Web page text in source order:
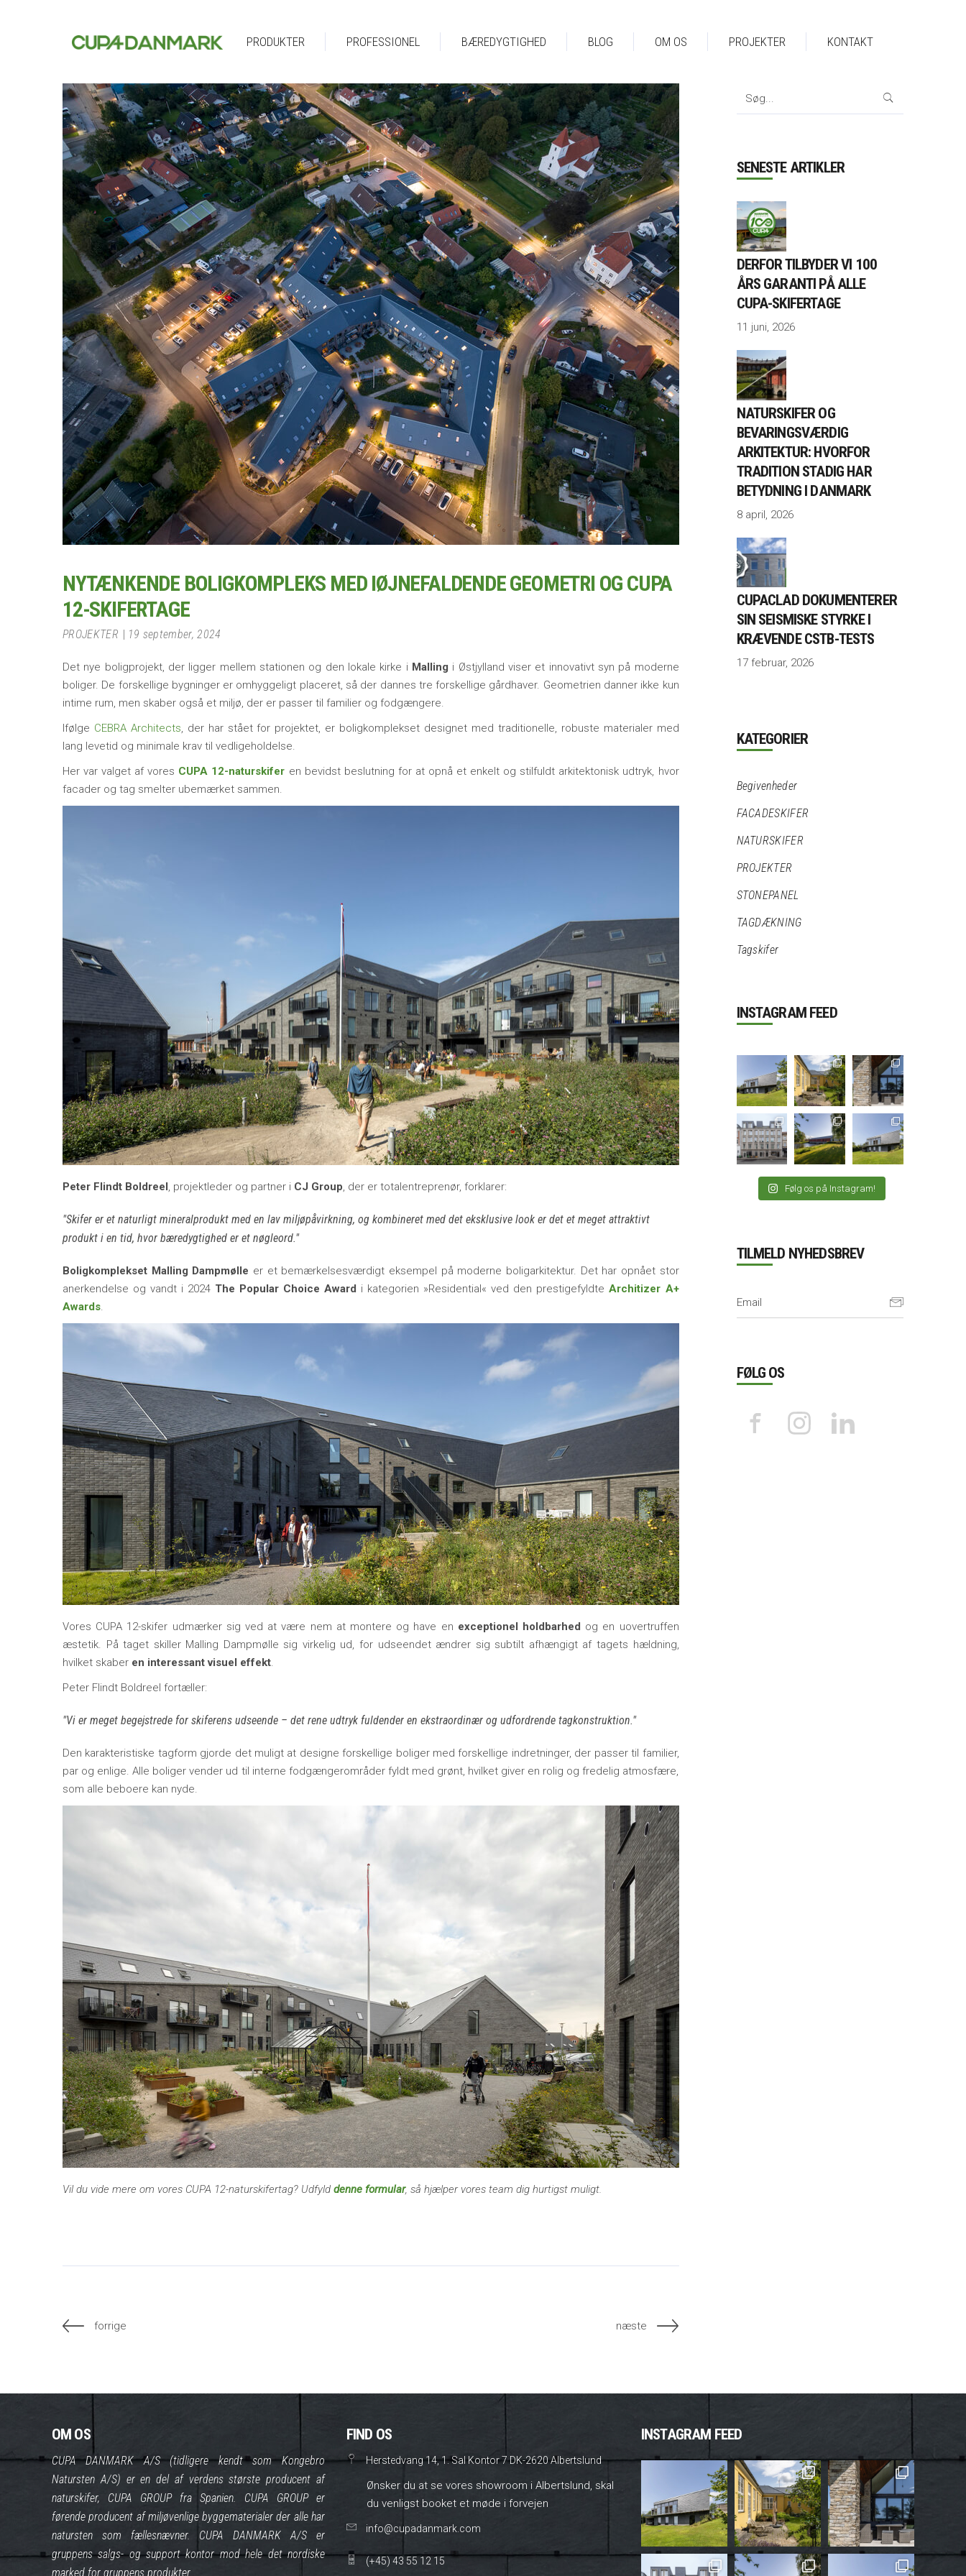
PRODUKTER PROFESSIONEL BÆREDYGTIGHED BLOG OM OS PROJEKTER KONTAKT
NYTÆNKENDE BOLIGKOMPLEKS MED IØJNEFALDENDE GEOMETRI OG CUPA
12-SKIFERTAGE
PROJEKTER 19 september, 2024
Det nye boligprojekt, der ligger mellem stationen og den lokale kirke i Malling i Østjylland viser et innovativt syn på moderne
boliger. De forskellige bygninger er omhyggeligt placeret, så der dannes tre forskellige gårdhaver. Geometrien danner ikke kun
intime rum, men skaber også et miljø, der er passer til familier og fodgængere.
Ifølge CEBRA Architects, der har stået for projektet, er boligkomplekset designet med traditionelle, robuste materialer med
lang levetid og minimale krav til vedligeholdelse.
Her var valget af vores CUPA 12-naturskifer en bevidst beslutning for at opnå et enkelt og stilfuldt arkitektonisk udtryk, hvor
facader og tag smelter ubemærket sammen.
Peter Flindt Boldreel , projektleder og partner i CJ Group, der er totalentreprenør, forklarer:
Skifer er et naturligt mineralprodukt med en lav miljøpåvirkning, og kombineret med det eksklusive look er det et meget attraktivt
produkt i en tid, hvor bæredygtighed er et nøgleord.
Boligkomplekset Malling Dampmølle er et bemærkelsesværdigt eksempel på moderne boligarkitektur. Det har opnået stor
anerkendelse og vandt i 2024 The Popular Choice Award i kategorien »Residential« ved den prestigefyldteArchitizer A+
Awards.
Vores CUPA 12-skifer udmærker sig ved at være nem at montere og have en exceptionel holdbarhed og en uovertruffen
æstetik. På taget skiller Malling Dampmølle sig virkelig ud, for udseendet ændrer sig subtilt afhængigt af tagets hældning,
hvilket skaber en interessant visuel effekt.
Peter Flindt Boldreel fortæller:
Vi er meget begejstrede for skiferens udseende – det rene udtryk fuldender en ekstraordinær og udfordrende tagkonstruktion.
Den karakteristiske tagform gjorde det muligt at designe forskellige boliger med forskellige indretninger, der passer til familier,
par og enlige. Alle boliger vender ud til interne fodgængerområder fyldt med grønt, hvilket giver en rolig og fredelig atmosfære,
som alle beboere kan nyde.
Vil du vide mere om vores CUPA 12-naturskifertag? Udfyld denne formular, så hjælper vores team dig hurtigst muligt.
forrige næste
Search
SENESTE ARTIKLER
DERFOR TILBYDER VI 100
ÅRS GARANTI PÅ ALLE
CUPA-SKIFERTAGE
11 juni, 2026
NATURSKIFER OG
BEVARINGSVÆRDIG
ARKITEKTUR: HVORFOR
TRADITION STADIG HAR
BETYDNING I DANMARK
8 april, 2026
CUPACLAD DOKUMENTERER
SIN SEISMISKE STYRKE I
KRÆVENDE CSTB-TESTS
17 februar, 2026
KATEGORIER
Begivenheder
FACADESKIFER
NATURSKIFER
PROJEKTER
STONEPANEL
TAGDÆKNING
Tagskifer
INSTAGRAM FEED
Følg os på Instagram!
TILMELD NYHEDSBREV
FØLG OS
OM OS
CUPA DANMARK A/S (tidligere kendt som Kongebro
Natursten A/S) er en del af verdens største producent af
naturskifer, CUPA GROUP fra Spanien. CUPA GROUP er
førende producent af miljøvenlige byggematerialer der alle har
natursten som fællesnævner. CUPA DANMARK A/S er
gruppens salgs- og support kontor mod hele det nordiske
marked for gruppens produkter.
FIND OS
Herstedvang 14, 1. Sal Kontor 7 DK-2620 Albertslund
Ønsker du at se vores showroom i Albertslund, skal
du venligst booket et møde i forvejen
info@cupadanmark.com
(+45) 43 55 12 15
INSTAGRAM FEED